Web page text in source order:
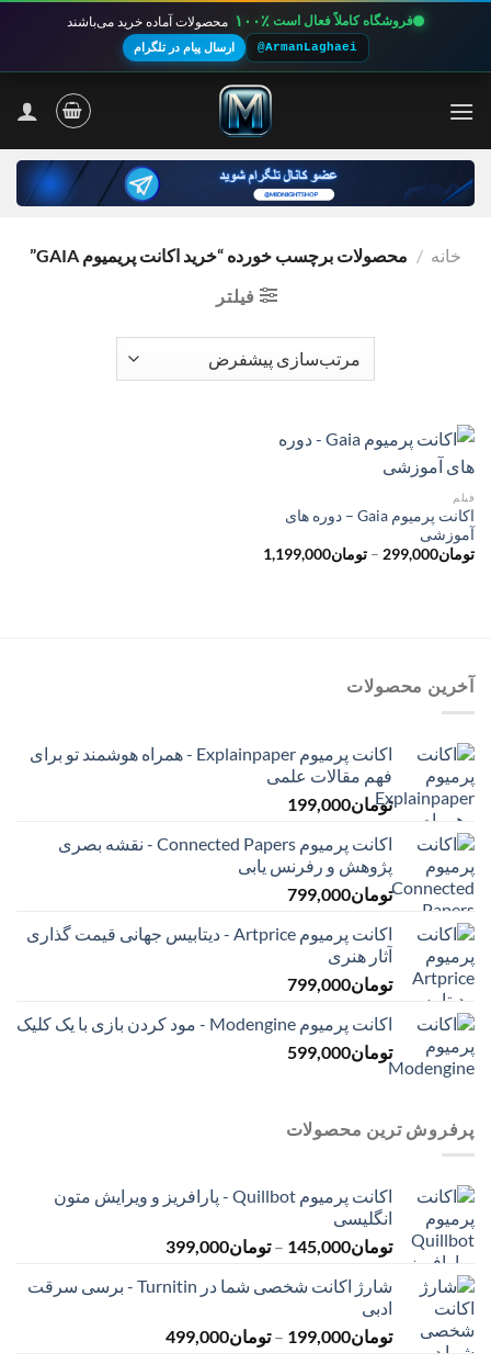
فروشگاه کاملاً فعال است ۱۰۰٪ محصولات آماده خرید می‌باشند
@ArmanLaghaei ارسال پیام در تلگرام
خانه / محصولات برچسب خورده “خرید اکانت پریمیوم GAIA”
فیلتر
فیلم
اکانت پرمیوم Gaia – دوره های
آموزشی
تومان299,000
– تومان1,199,000محدوده
آخرین محصولات
اکانت پرمیوم Explainpaper - همراه هوشمند تو برای
فهم مقالات علمی
تومان199,000
اکانت پرمیوم Connected Papers - نقشه بصری
پژوهش و رفرنس یابی
تومان799,000
اکانت پرمیوم Artprice - دیتابیس جهانی قیمت ‌گذاری
آثار هنری
تومان799,000
اکانت پرمیوم Modengine - مود کردن بازی با یک کلیک
تومان599,000
پرفروش ترین محصولات
اکانت پرمیوم Quillbot - پارافریز و ویرایش متون
انگلیسی
تومان145,000
– تومان399,000
تومان145,000
تومان399,000
شارژ اکانت شخصی شما در Turnitin - برسی سرقت
ادبی
تومان199,000
– تومان499,000محدوده